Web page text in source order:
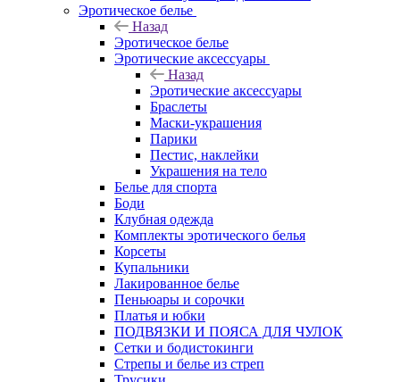
Эротическое белье
Назад
Эротическое белье
Эротические аксессуары
Назад
Эротические аксессуары
Браслеты
Маски-украшения
Парики
Пестис, наклейки
Украшения на тело
Белье для спорта
Боди
Клубная одежда
Комплекты эротического белья
Корсеты
Купальники
Лакированное белье
Пеньюары и сорочки
Платья и юбки
ПОДВЯЗКИ И ПОЯСА ДЛЯ ЧУЛОК
Сетки и бодистокинги
Стрепы и белье из стреп